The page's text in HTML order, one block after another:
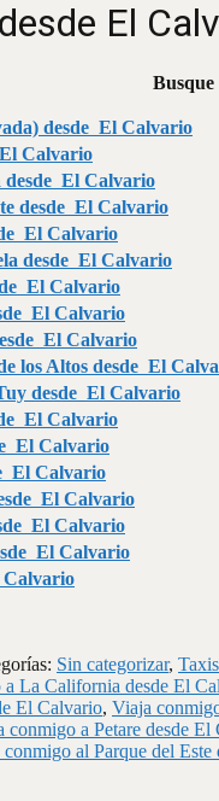
El
Busque
desde El Calvario
Calvario
El Calvario
desde El Calvario
El Calvario
desde El Calvario
El Calvario
El Calvario
El Calvario
los Altos desde El
desde El Calvario
El Calvario
El Calvario
El Calvario
El Calvario
El Calvario
El Calvario
Calvario
Sin categorizar,
La California desde El
El Calvario, Viaja
conmigo a Petare desde El
al Parque del Este